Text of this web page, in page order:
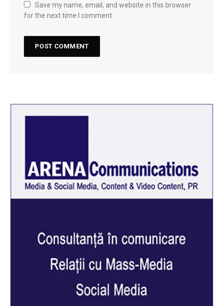
Save my name, email, and website in this browser
for the next time I comment.